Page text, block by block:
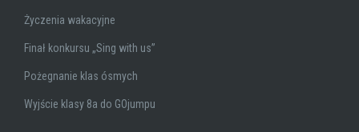
Życzenia wakacyjne
Finał konkursu „Sing with us”
Pożegnanie klas ósmych
Wyjście klasy 8a do GOjumpu